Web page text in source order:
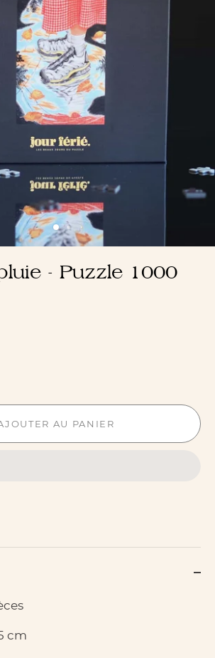
- Puzzle 1000
AU PANIER
cm